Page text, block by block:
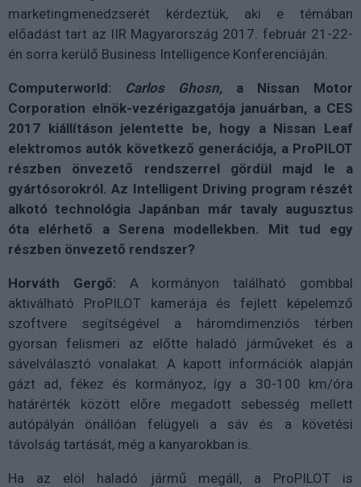
marketingmenedzserét kérdeztük, aki e témában
előadást tart az IIR Magyarország 2017. február 21-22-
én sorra kerülő Business Intelligence Konferenciáján.
Computerworld: Carlos Ghosn, a Nissan Motor
Corporation elnök-vezérigazgatója januárban, a CES
2017 kiállításon jelentette be, hogy a Nissan Leaf
elektromos autók következő generációja, a ProPILOT
részben önvezető rendszerrel gördül majd le a
gyártósorokról. Az Intelligent Driving program részét
alkotó technológia Japánban már tavaly augusztus
óta elérhető a Serena modellekben. Mit tud egy
részben önvezető rendszer?
Horváth Gergő: A kormányon található gombbal
aktiválható ProPILOT kamerája és fejlett képelemző
szoftvere segítségével a háromdimenziós térben
gyorsan felismeri az előtte haladó járműveket és a
sávelválasztó vonalakat. A kapott információk alapján
gázt ad, fékez és kormányoz, így a 30-100 km/óra
határérték között előre megadott sebesség mellett
autópályán önállóan felügyeli a sáv és a követési
távolság tartását, még a kanyarokban is.
Ha az elöl haladó jármű megáll, a ProPILOT is